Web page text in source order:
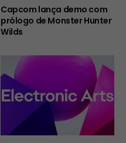
Capcom lança demo com
prólogo de Monster Hunter
Wilds